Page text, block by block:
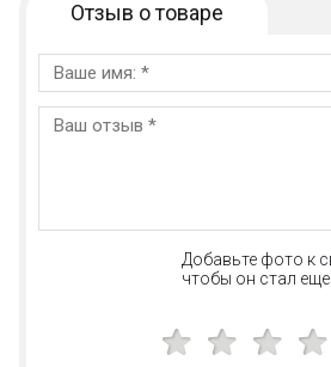
Отзыв о товаре
Добавьте фото к
чтобы он стал еще